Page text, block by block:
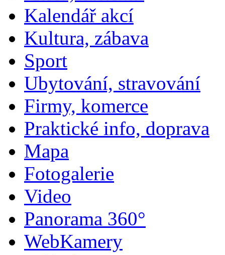
Kalendář akcí
Kultura, zábava
Sport
Ubytování, stravování
Firmy, komerce
Praktické info, doprava
Mapa
Fotogalerie
Video
Panorama 360°
WebKamery